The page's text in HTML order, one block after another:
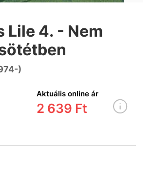
Lile 4. - Nem
)
Aktuális online ár
2 639 Ft